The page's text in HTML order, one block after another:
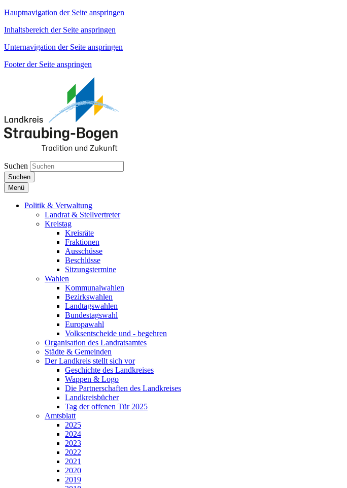
Hauptnavigation der Seite anspringen
Inhaltsbereich der Seite anspringen
Unternavigation der Seite anspringen
Footer der Seite anspringen
Suchen
Suchen
Menü
Politik & Verwaltung
Landrat & Stellvertreter
Kreistag
Kreisräte
Fraktionen
Ausschüsse
Beschlüsse
Sitzungstermine
Wahlen
Kommunalwahlen
Bezirkswahlen
Landtagswahlen
Bundestagswahl
Europawahl
Volksentscheide und - begehren
Organisation des Landratsamtes
Städte & Gemeinden
Der Landkreis stellt sich vor
Geschichte des Landkreises
Wappen & Logo
Die Partnerschaften des Landkreises
Landkreisbücher
Tag der offenen Tür 2025
Amtsblatt
2025
2024
2023
2022
2021
2020
2019